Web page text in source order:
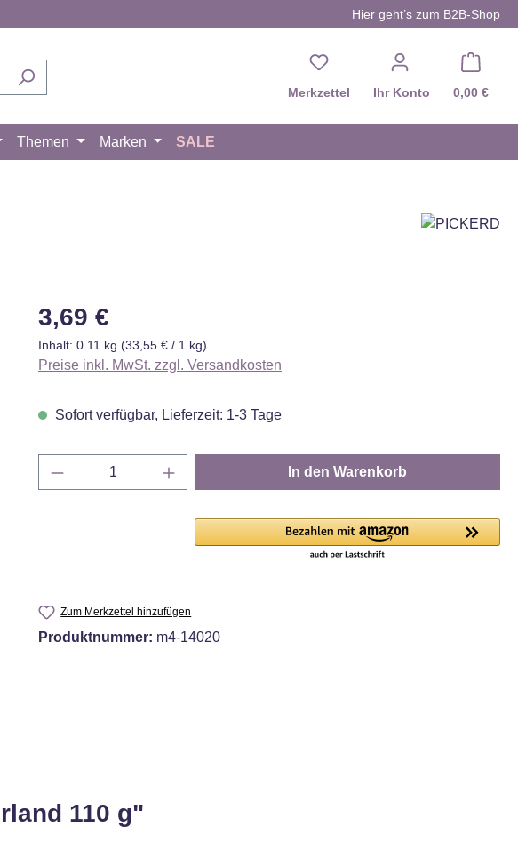
Hier geht’s zum B2B-Shop
Merkzettel Du hast 0 Produkte auf
Ihr Konto 0,00 €
Themen Marken SALE
Regulärer Preis:
3,69 €
Inhalt: 0.11 kg (33,55 € / 1 kg)
Preise inkl. MwSt. zzgl. Versandkosten
Sofort verfügbar, Lieferzeit: 1-3 Tage
Produkt Anzahl: Gib den gewünschten Wert ein
In den Warenkorb
Zum Merkzettel hinzufügen
Produktnummer: m4-14020
110 g"